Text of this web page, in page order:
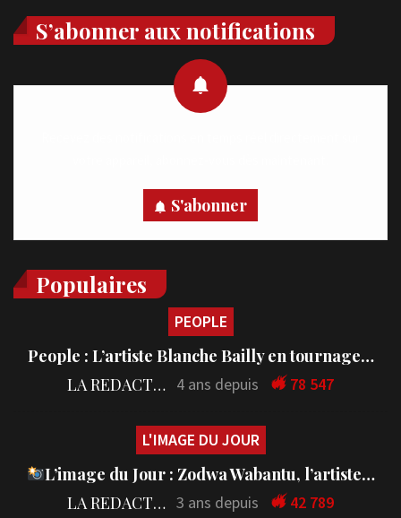
S’abonner aux notifications
S'abonner
Populaires
PEOPLE
People : L’artiste Blanche Bailly en tournage…
LA REDACTION 4 ans depuis 78 547
L'IMAGE DU JOUR
L’image du Jour : Zodwa Wabantu, l’artiste…
LA REDACTION 3 ans depuis 42 789